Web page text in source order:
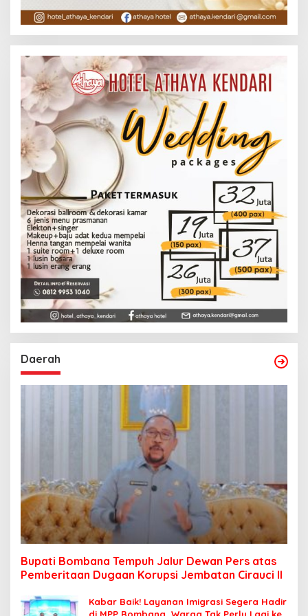
Daerah
Bupati Bombana Tempuh Jalur Dewan Pers atas
Pemberitaan Dugaan Korupsi Jembatan Cirauci II
Kabar Baik! Layanan Imigrasi Segera Hadir
di MPP Bombana, Warga Tak Perlu Lagi ke